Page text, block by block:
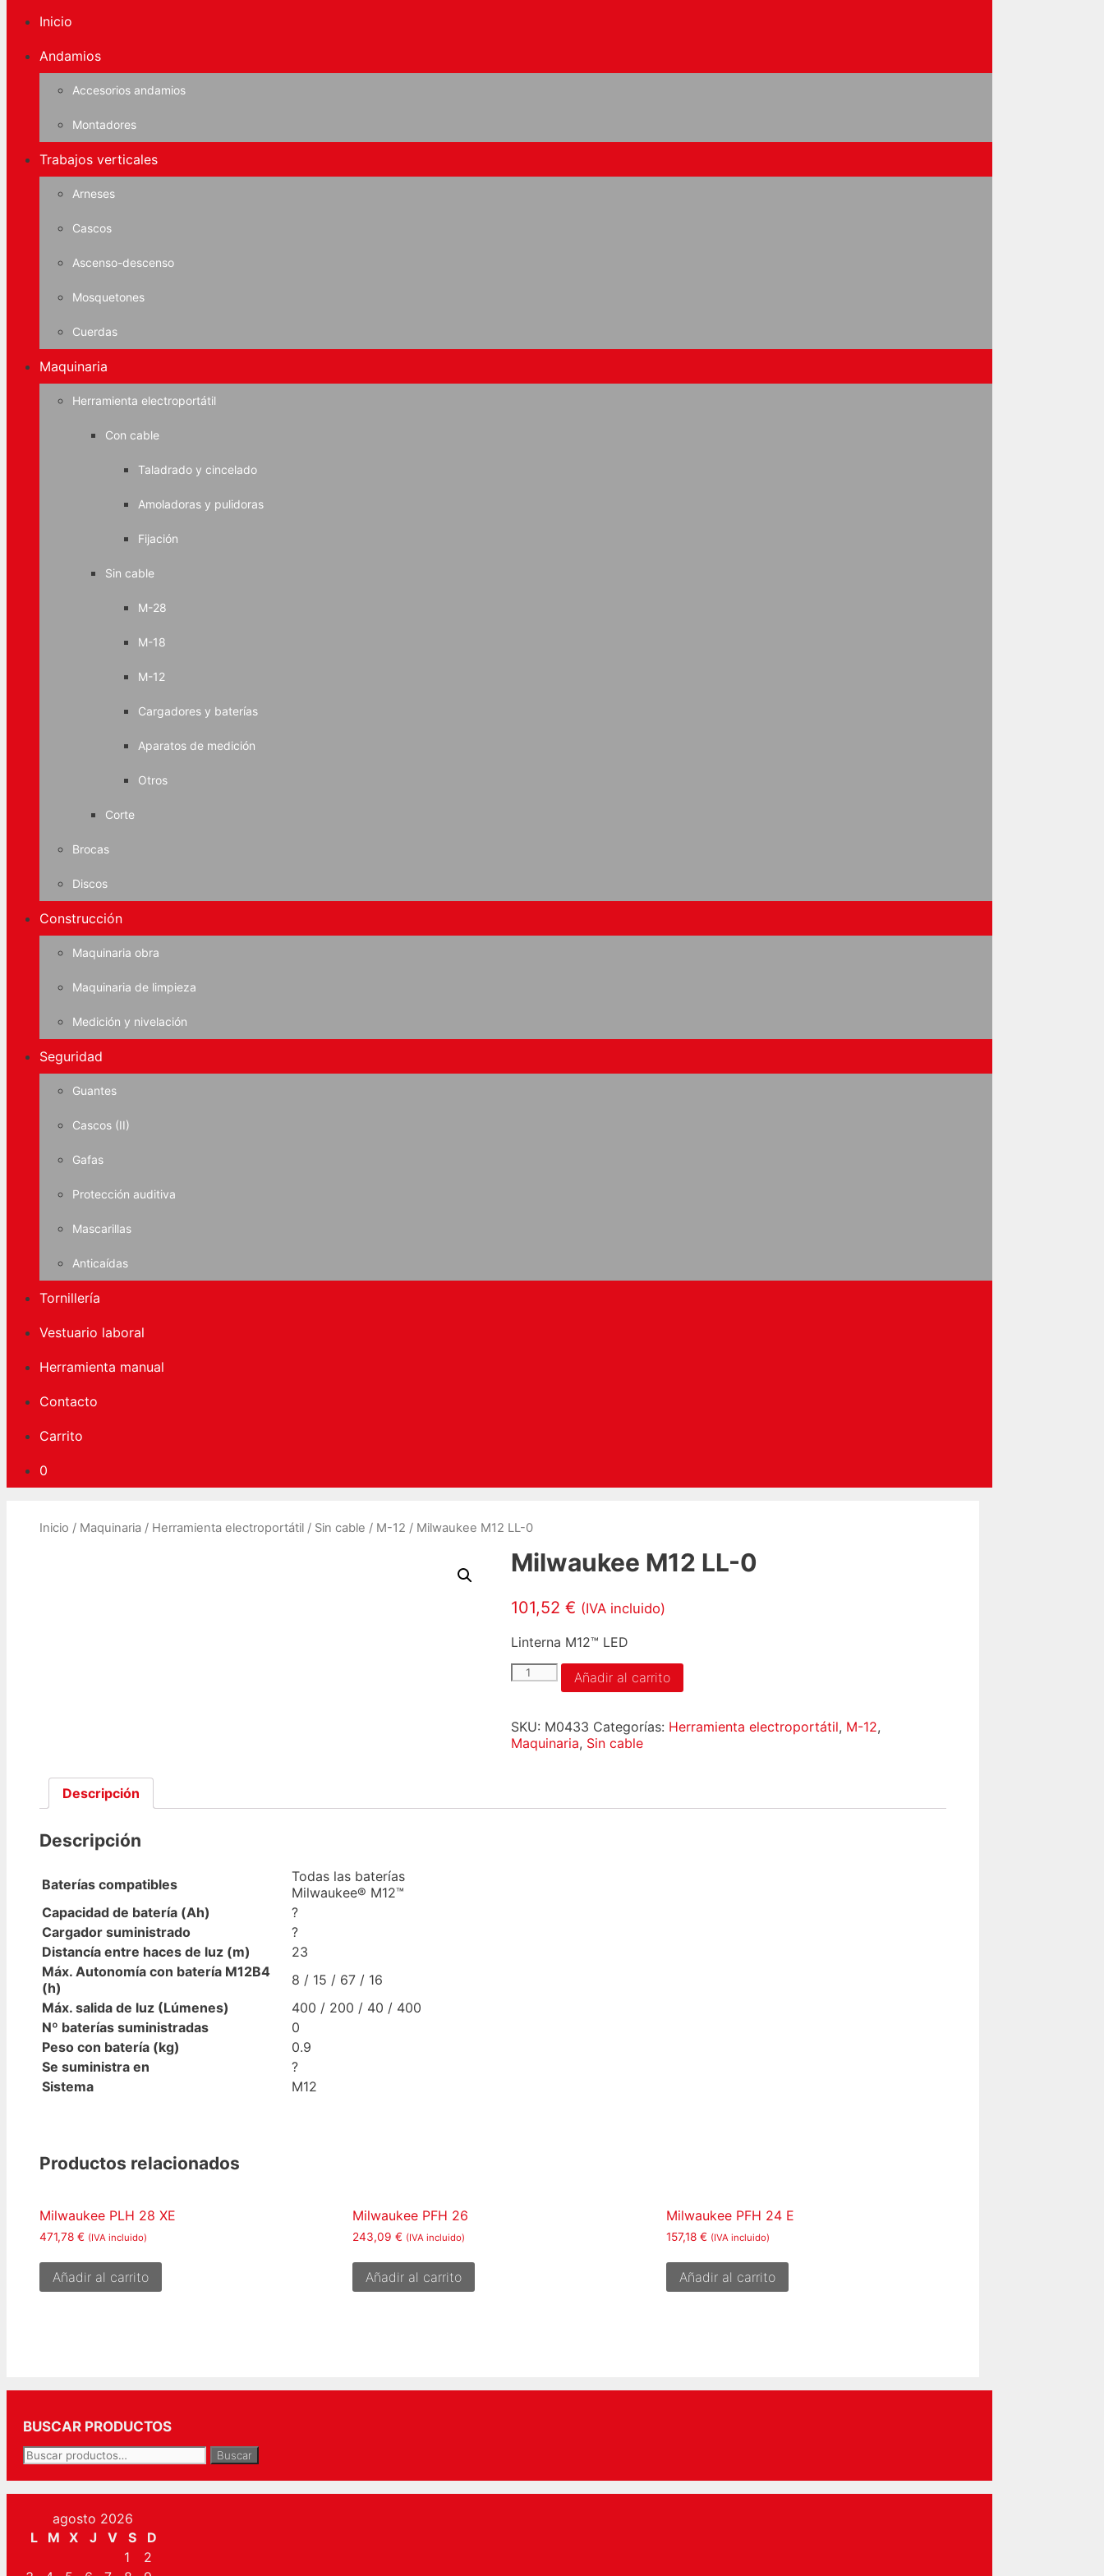
Inicio
Andamios
Accesorios andamios
Montadores
Trabajos verticales
Arneses
Cascos
Ascenso-descenso
Mosquetones
Cuerdas
Maquinaria
Herramienta electroportátil
Con cable
Taladrado y cincelado
Amoladoras y pulidoras
Fijación
Sin cable
M-28
M-18
M-12
Cargadores y baterías
Aparatos de medición
Otros
Corte
Brocas
Discos
Construcción
Maquinaria obra
Maquinaria de limpieza
Medición y nivelación
Seguridad
Guantes
Cascos (II)
Gafas
Protección auditiva
Mascarillas
Anticaídas
Tornillería
Vestuario laboral
Herramienta manual
Contacto
Carrito
0
Inicio / Maquinaria / Herramienta electroportátil / Sin cable / M-12 / Milwaukee M12 LL-0
Milwaukee M12 LL-0
101,52€ (IVA incluido)
Linterna M12™ LED
Milwaukee
M12
0
cantidad
Añadir al carrito
SKU: M0433 Categorías: Herramienta electroportátil, M-12,
Maquinaria, Sin cable
Descripción
Descripción
Baterías compatibles
Todas las baterías
Milwaukee® M12™
Capacidad de batería (Ah)
?
Cargador suministrado
?
Distancía entre haces de luz (m)
23
Máx. Autonomía con batería M12B4
(h)
8 / 15 / 67 / 16
Máx. salida de luz (Lúmenes)
400 / 200 / 40 / 400
Nº baterías suministradas
0
Peso con batería (kg)
0.9
Se suministra en
?
Sistema
M12
Productos relacionados
Milwaukee PLH 28 XE
471,78 € (IVA incluido)
Añadir al carrito
Milwaukee PFH 26
243,09€ (IVA incluido)
Añadir al carrito
Milwaukee PFH 24 E
157,18 € (IVA incluido)
Añadir al carrito
BUSCAR PRODUCTOS
Buscar
por:
Buscar
agosto 2026
L
M X J V S
D
1
2